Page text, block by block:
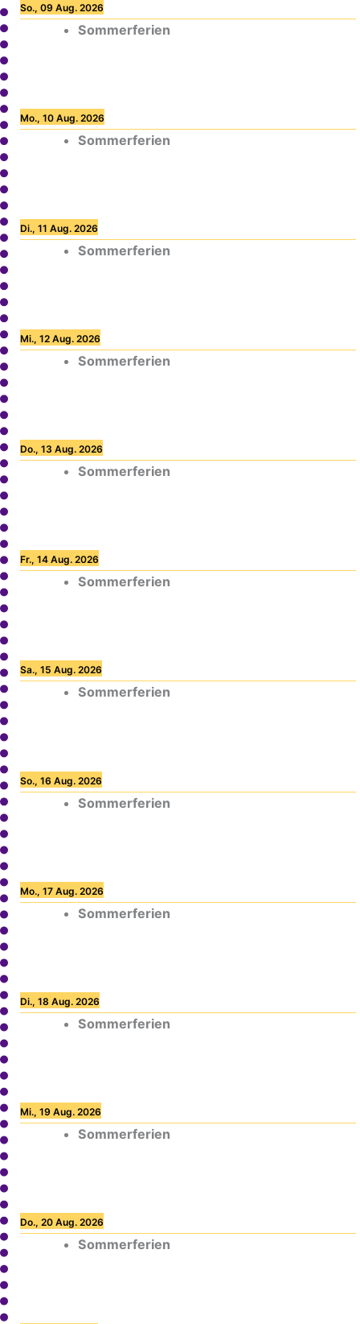
So., 09 Aug. 2026
Sommerferien
Mo., 10 Aug. 2026
Sommerferien
Di., 11 Aug. 2026
Sommerferien
Mi., 12 Aug. 2026
Sommerferien
Do., 13 Aug. 2026
Sommerferien
Fr., 14 Aug. 2026
Sommerferien
Sa., 15 Aug. 2026
Sommerferien
So., 16 Aug. 2026
Sommerferien
Mo., 17 Aug. 2026
Sommerferien
Di., 18 Aug. 2026
Sommerferien
Mi., 19 Aug. 2026
Sommerferien
Do., 20 Aug. 2026
Sommerferien